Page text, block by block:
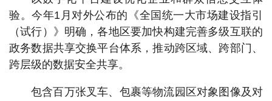
验。今年1月对外公布的《全国统一大市场建设指引
（试行）》明确，各地区要加快构建完善多级互联的
政务数据共享交换平台体系，推动跨区域、跨部门、
跨层级的数据安全共享。
包含百万张叉车、包裹等物流园区对象图像及对